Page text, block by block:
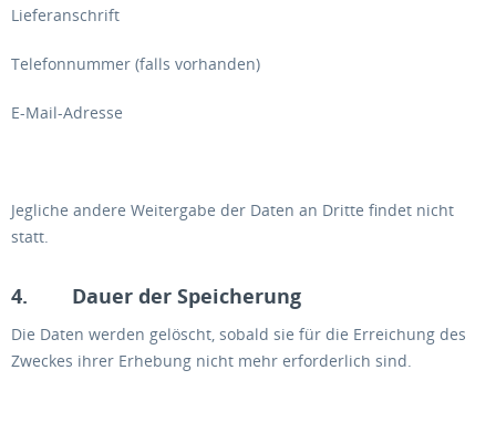
Lieferanschrift
Telefonnummer (falls vorhanden)
E-Mail-Adresse
Jegliche andere Weitergabe der Daten an Dritte findet nicht
statt.
4. Dauer der Speicherung
Die Daten werden gelöscht, sobald sie für die Erreichung des
Zweckes ihrer Erhebung nicht mehr erforderlich sind.